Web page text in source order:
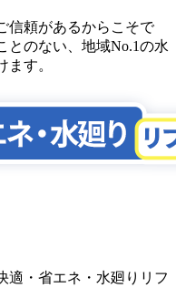
信頼があるからこそで
とのない、地域No.1の水
す。
適・省エネ・水廻りリフ